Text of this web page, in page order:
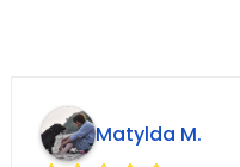
Matylda M.